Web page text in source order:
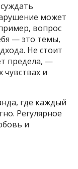
может
вопрос
— это темы,
Не стоит
предела, —
чувствах и
где каждый
Регулярное
и